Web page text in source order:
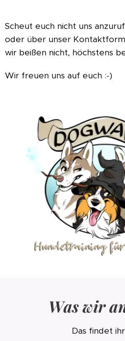
Scheut euch nicht uns
oder über unser
wir beißen nicht, höchstens
Wir freuen uns auf euch :-)
Was wir
Das findet ihr